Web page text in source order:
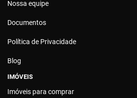
Nossa equipe
Documentos
Política de Privacidade
Blog
IMÓVEIS
Imóveis para comprar